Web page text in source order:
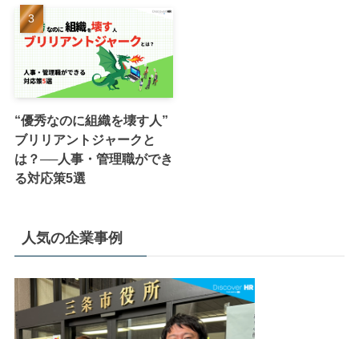
“優秀なのに組織を壊す人”
ブリリアントジャークと
は？──人事・管理職ができ
る対応策5選
人気の企業事例